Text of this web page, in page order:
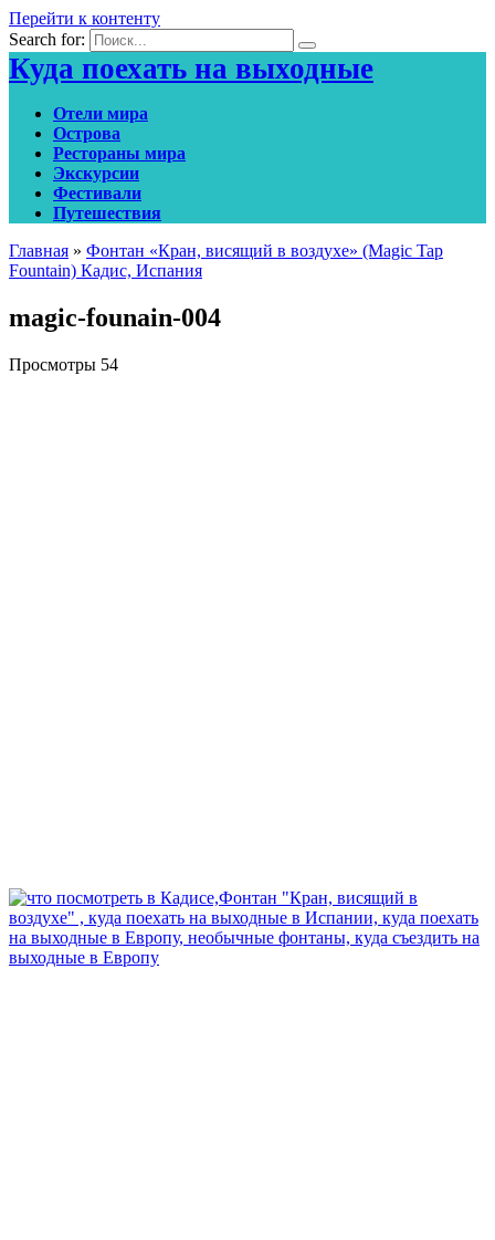
Перейти к контенту
Search for:
Куда поехать на выходные
Отели мира
Острова
Рестораны мира
Экскурсии
Фестивали
Путешествия
Главная » Фонтан «Кран, висящий в воздухе» (Magic Tap
Fountain) Кадис, Испания
magic-founain-004
Просмотры 54